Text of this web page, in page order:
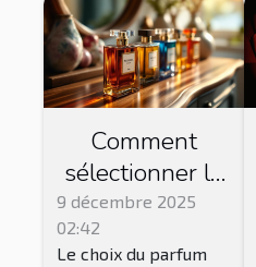
Comment
sélectionner le
parfum parfait
pour chaque
9 décembre 2025
02:42
Le choix du parfum